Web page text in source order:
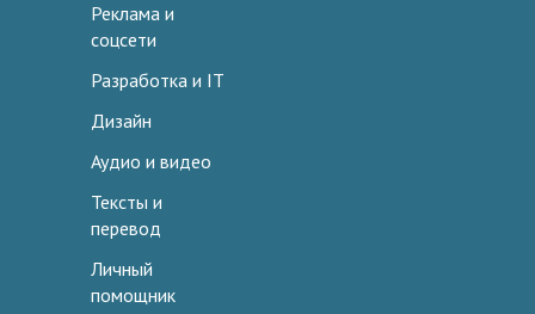
Реклама и
соцсети
Разработка и IT
Дизайн
Аудио и видео
Тексты и
перевод
Личный
помощник